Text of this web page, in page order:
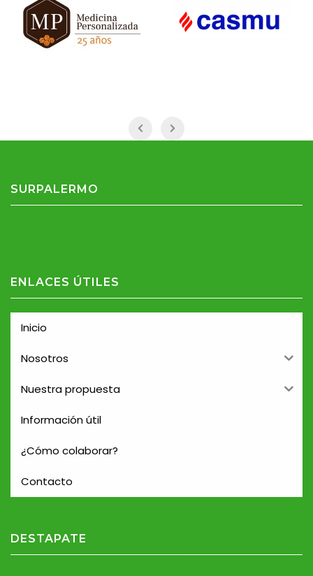
SURPALERMO
ENLACES ÚTILES
Inicio
Nosotros
Nuestra propuesta
Información útil
¿Cómo colaborar?
Contacto
DESTAPATE